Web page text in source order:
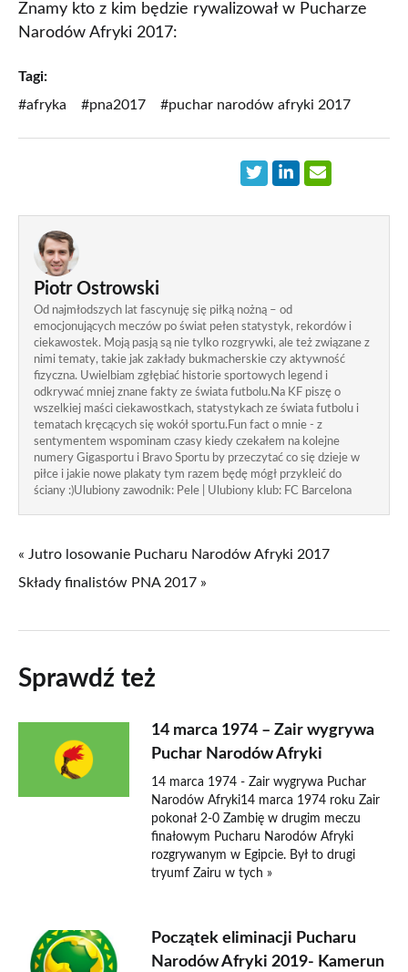
Znamy kto z kim będzie rywalizował w Pucharze
Narodów Afryki 2017:
Tagi:
#afryka
#pna2017 #puchar narodów afryki 2017
Piotr Ostrowski
Od najmłodszych lat fascynuję się piłką nożną – od
emocjonujących meczów po świat pełen statystyk, rekordów i
ciekawostek. Moją pasją są nie tylko rozgrywki, ale też związane z
nimi tematy, takie jak zakłady bukmacherskie czy aktywność
fizyczna. Uwielbiam zgłębiać historie sportowych legend i
odkrywać mniej znane fakty ze świata futbolu.Na KF piszę o
wszelkiej maści ciekawostkach, statystykach ze świata futbolu i
tematach kręcących się wokół sportu.Fun fact o mnie - z
sentymentem wspominam czasy kiedy czekałem na kolejne
numery Gigasportu i Bravo Sportu by przeczytać co się dzieje w
piłce i jakie nowe plakaty tym razem będę mógł przykleić do
ściany :)Ulubiony zawodnik: Pele | Ulubiony klub: FC Barcelona
« Jutro losowanie Pucharu Narodów Afryki 2017
Składy finalistów PNA 2017 »
Sprawdź też
14 marca 1974 – Zair wygrywa
Puchar Narodów Afryki
14 marca 1974 - Zair wygrywa Puchar
Narodów Afryki14 marca 1974 roku Zair
pokonał 2-0 Zambię w drugim meczu
finałowym Pucharu Narodów Afryki
rozgrywanym w Egipcie. Był to drugi
tryumf Zairu w tych »
Początek eliminacji Pucharu
Narodów Afryki 2019- Kamerun